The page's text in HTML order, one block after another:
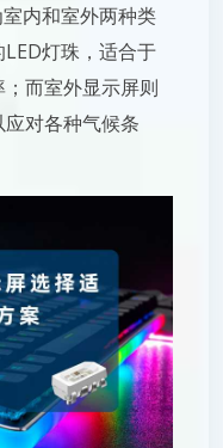
内和室外两种类
灯珠，适合于
而室外显示屏则
对各种气候条